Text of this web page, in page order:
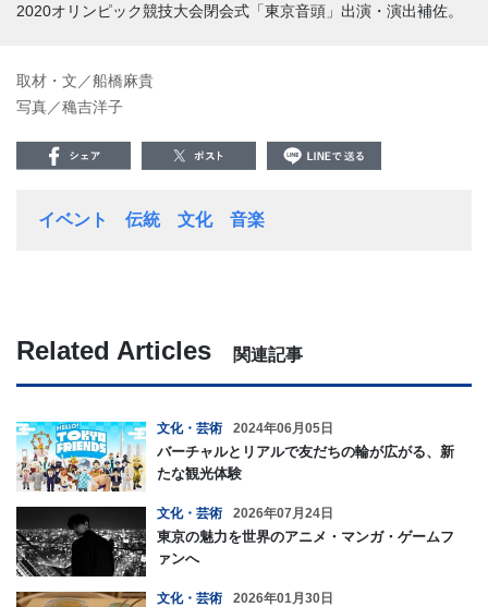
2020オリンピック競技大会閉会式「東京音頭」出演・演出補佐。
取材・文／船橋麻貴
写真／穐吉洋子
イベント 伝統 文化 音楽
Related Articles 関連記事
文化・芸術 2024年06月05日
バーチャルとリアルで友だちの輪が広がる、新
たな観光体験
文化・芸術 2026年07月24日
東京の魅力を世界のアニメ・マンガ・ゲームフ
ァンへ
文化・芸術 2026年01月30日